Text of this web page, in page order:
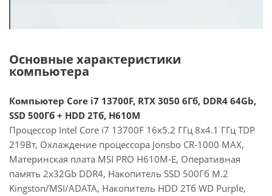
Основные характеристики
компьютера
Компьютер Core i7 13700F, RTX 3050 6Гб, DDR4 64Gb,
SSD 500Гб + HDD 2Тб, H610M
Процессор Intel Core i7 13700F 16x5.2 ГГц 8x4.1 ГГц TDP
219Вт, Охлаждение процессора Jonsbo CR-1000 MAX,
Материнская плата MSI PRO H610M-E, Оперативная
память 2x32Gb DDR4, Накопитель SSD 500Гб M.2
Kingston/MSI/ADATA, Накопитель HDD 2Тб WD Purple,